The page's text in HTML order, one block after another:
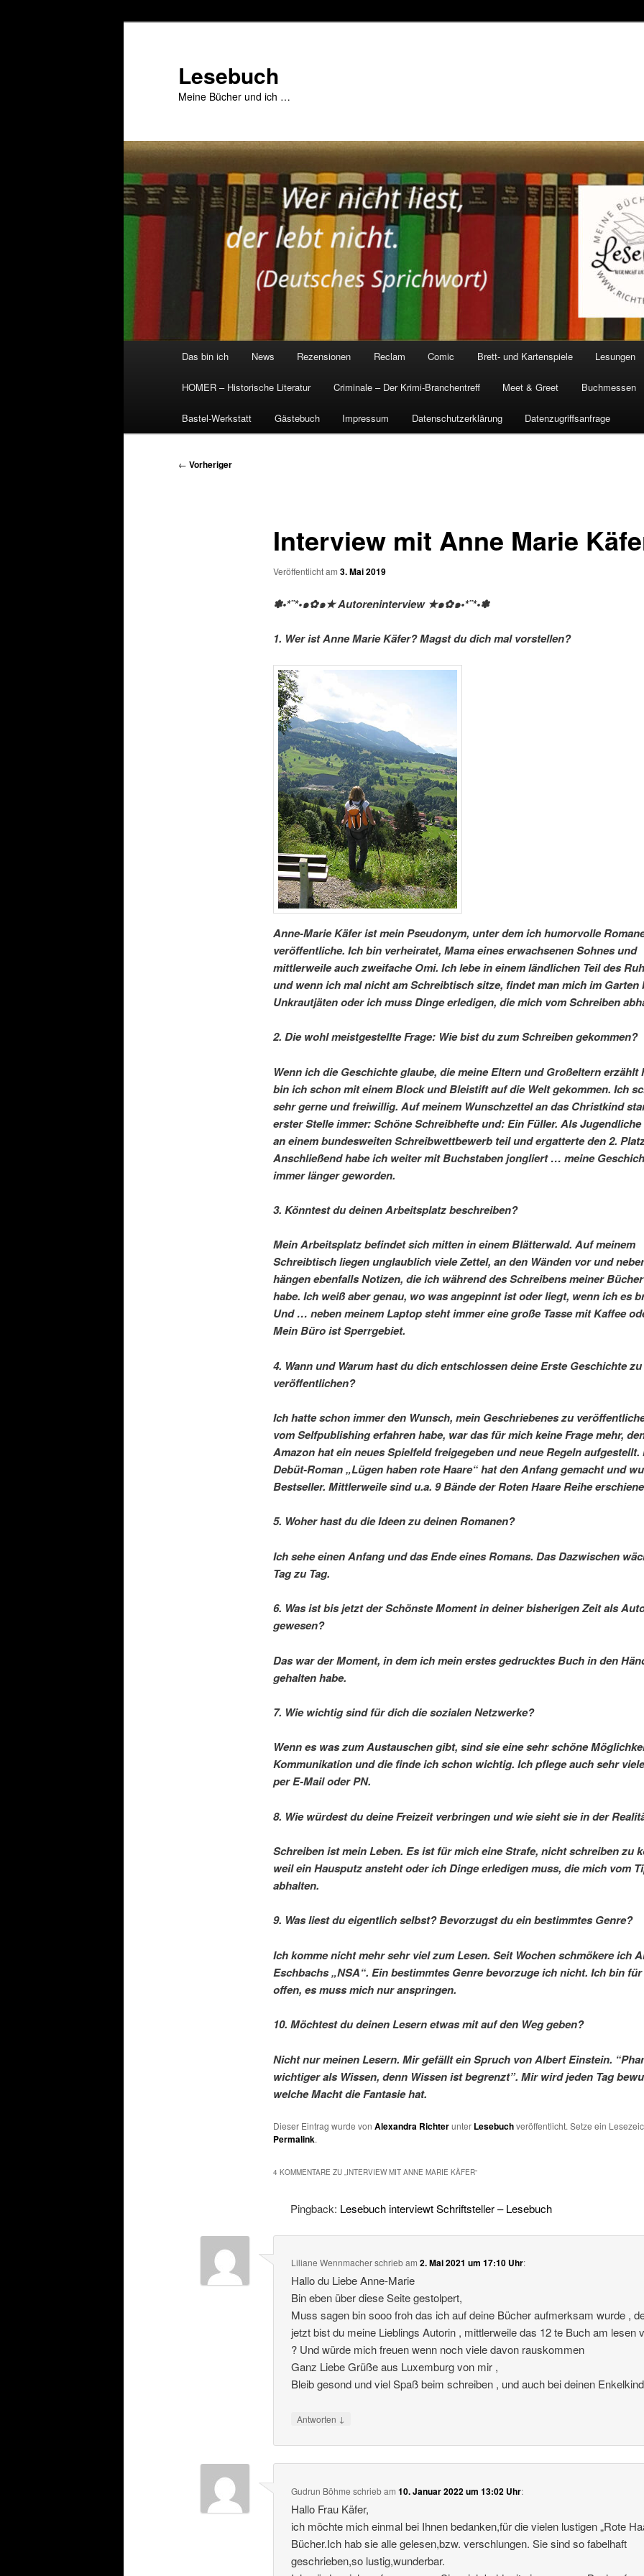
Lesebuch
Meine Bücher und ich …
Das bin ich News Rezensionen Reclam Comic Brett- und Kartenspiele Lesungen
HOMER – Historische Literatur Criminale – Der Krimi-Branchentreff Meet & Greet Buchmessen
Bastel-Werkstatt Gästebuch Impressum Datenschutzerklärung Datenzugriffsanfrage
Beitragsnavigation
← Vorheriger
Interview mit Anne Marie
Veröffentlicht am 3. Mai 2019
✽•*¨*•๑✿๑★ Autoreninterview ★๑✿๑•*¨*•✽
1. Wer ist Anne Marie Käfer? Magst du dich mal vorstellen?
Anne-Marie Käfer ist mein Pseudonym, unter dem ich humorvolle
veröffentliche. Ich bin verheiratet, Mama eines erwachsenen Sohnes und
mittlerweile auch zweifache Omi. Ich lebe in einem ländlichen Teil des
und wenn ich mal nicht am Schreibtisch sitze, findet man mich im Garten
Unkrautjäten oder ich muss Dinge erledigen, die mich vom Schreiben
2. Die wohl meistgestellte Frage: Wie bist du zum Schreiben gekommen?
Wenn ich die Geschichte glaube, die meine Eltern und Großeltern erzählt
bin ich schon mit einem Block und Bleistift auf die Welt gekommen. Ich
sehr gerne und freiwillig. Auf meinem Wunschzettel an das Christkind
erster Stelle immer: Schöne Schreibhefte und: Ein Füller. Als
an einem bundesweiten Schreibwettbewerb teil und ergatterte den 2.
Anschließend habe ich weiter mit Buchstaben jongliert … meine
immer länger geworden.
3. Könntest du deinen Arbeitsplatz beschreiben?
Mein Arbeitsplatz befindet sich mitten in einem Blätterwald. Auf meinem
Schreibtisch liegen unglaublich viele Zettel, an den Wänden vor und
hängen ebenfalls Notizen, die ich während des Schreibens meiner
habe. Ich weiß aber genau, wo was angepinnt ist oder liegt, wenn ich es
Und … neben meinem Laptop steht immer eine große Tasse mit Kaffee
Mein Büro ist Sperrgebiet.
4. Wann und Warum hast du dich entschlossen deine Erste Geschichte zu
veröffentlichen?
Ich hatte schon immer den Wunsch, mein Geschriebenes zu
vom Selfpublishing erfahren habe, war das für mich keine Frage mehr,
Amazon hat ein neues Spielfeld freigegeben und neue Regeln aufgestellt.
Debüt-Roman „Lügen haben rote Haare“ hat den Anfang gemacht und
Bestseller. Mittlerweile sind u.a. 9 Bände der Roten Haare Reihe
5. Woher hast du die Ideen zu deinen Romanen?
Ich sehe einen Anfang und das Ende eines Romans. Das Dazwischen
Tag zu Tag.
6. Was ist bis jetzt der Schönste Moment in deiner bisherigen Zeit als
gewesen?
Das war der Moment, in dem ich mein erstes gedrucktes Buch in den
gehalten habe.
7. Wie wichtig sind für dich die sozialen Netzwerke?
Wenn es was zum Austauschen gibt, sind sie eine sehr schöne
Kommunikation und die finde ich schon wichtig. Ich pflege auch sehr
per E-Mail oder PN.
8. Wie würdest du deine Freizeit verbringen und wie sieht sie in der
Schreiben ist mein Leben. Es ist für mich eine Strafe, nicht schreiben zu
weil ein Hausputz ansteht oder ich Dinge erledigen muss, die mich vom
abhalten.
9. Was liest du eigentlich selbst? Bevorzugst du ein bestimmtes Genre?
Ich komme nicht mehr sehr viel zum Lesen. Seit Wochen schmökere ich
Eschbachs „NSA“. Ein bestimmtes Genre bevorzuge ich nicht. Ich bin
offen, es muss mich nur anspringen.
10. Möchtest du deinen Lesern etwas mit auf den Weg geben?
Nicht nur meinen Lesern. Mir gefällt ein Spruch von Albert Einstein.
wichtiger als Wissen, denn Wissen ist begrenzt”. Mir wird jeden Tag
welche Macht die Fantasie hat.
Dieser Eintrag wurde von Alexandra Richterunter Lesebuchveröffentlicht. Setze ein
Permalink.
4 KOMMENTARE ZU „INTERVIEW MIT ANNE MARIE KÄFER“
Pingback: Lesebuch interviewt Schriftsteller – Lesebuch
Liliane Wennmacherschriebam2. Mai 2021 um 17:10 Uhr:
Hallo du Liebe Anne-Marie
Bin eben über diese Seite gestolpert,
Muss sagen bin sooo froh das ich auf deine Bücher aufmerksam wurde ,
jetzt bist du meine Lieblings Autorin , mittlerweile das 12 te Buch am lesen
? Und würde mich freuen wenn noch viele davon rauskommen
Ganz Liebe Grüße aus Luxemburg von mir ,
Bleib gesond und viel Spaß beim schreiben , und auch bei deinen
Antworten ↓
Gudrun Böhme schriebam10. Januar 2022 um 13:02 Uhr:
Hallo Frau Käfer,
ich möchte mich einmal bei Ihnen bedanken,für die vielen lustigen „Rote
Bücher.Ich hab sie alle gelesen,bzw. verschlungen. Sie sind so fabelhaft
geschrieben,so lustig,wunderbar.